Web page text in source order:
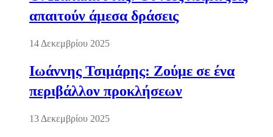
απαιτούν άμεσα δράσεις
14 Δεκεμβρίου 2025
Ιωάννης Τσιμάρης: Ζούμε σε ένα
περιβάλλον προκλήσεων
13 Δεκεμβρίου 2025